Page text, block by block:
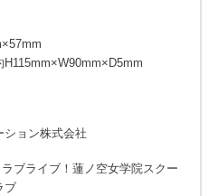
H115mm×W90mm×D5mm
ション株式会社
ブライブ！蓮ノ空女学院スクー
ブ